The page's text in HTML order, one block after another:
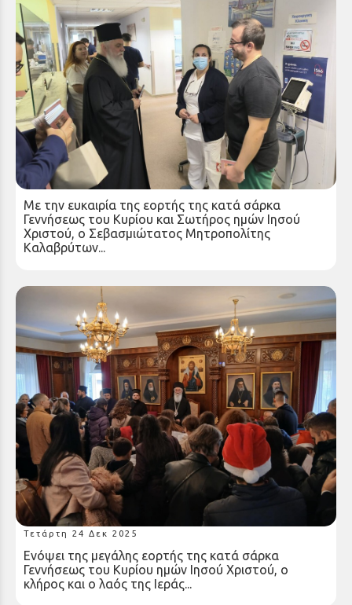
Ποιμαντική επίσκεψη του Σεβασμιωτάτου
Μητροπολίτου Καλαβρύτων και Αιγιαλείας κ.
Ιερωνύμου στο Γενικό Νοσοκομείο Αιγίου
Πέμπτη 25 Δεκ 2025
Με την ευκαιρία της εορτής της κατά σάρκα
Γεννήσεως του Κυρίου και Σωτήρος ημών Ιησού
Χριστού, ο Σεβασμιώτατος Μητροπολίτης
Καλαβρύτων...
Εόρτιες ευχές κλήρου και λαού προς τον
Σεβασμιώτατο Μητροπολίτη Καλαβρύτων και
Αιγιαλείας κ. Ιερώνυμο ενόψει των
Χριστουγέννων
Τετάρτη 24 Δεκ 2025
Ενόψει της μεγάλης εορτής της κατά σάρκα
Γεννήσεως του Κυρίου ημών Ιησού Χριστού, ο
κλήρος και ο λαός της Ιεράς...